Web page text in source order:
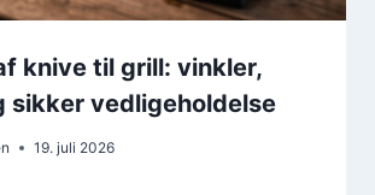
knive til grill: vinkler,
sikker vedligeholdelse
19. juli 2026